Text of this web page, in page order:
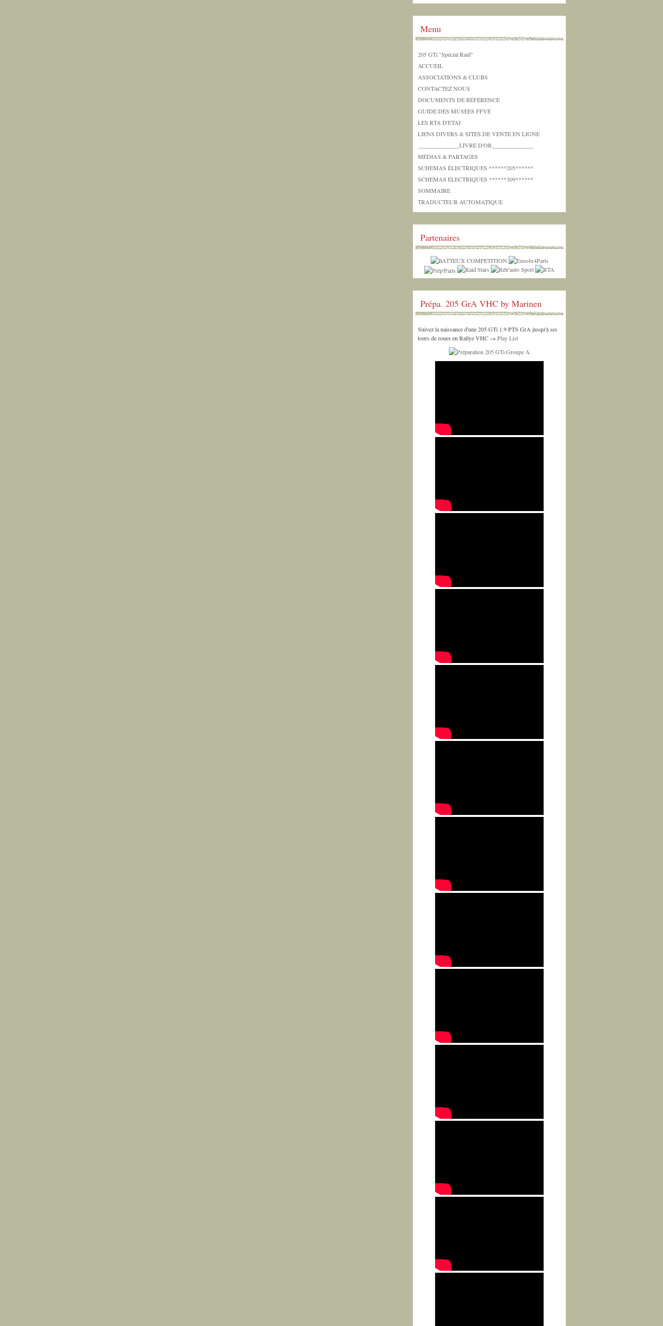
Menu
205 GTi "Spécial Raid"
ACCUEIL
ASSOCIATIONS & CLUBS
CONTACTEZ NOUS
DOCUMENTS DE RÉFÉRENCE
GUIDE DES MUSÉES FFVE
LES RTA D'ETAI
LIENS DIVERS & SITES DE VENTE EN LIGNE
______________LIVRE D'OR______________
MÉDIAS & PARTAGES
SCHÉMAS ÉLECTRIQUES ******205******
SCHÉMAS ÉLECTRIQUES ******309******
SOMMAIRE
TRADUCTEUR AUTOMATIQUE
Partenaires
Prépa. 205 GrA VHC by Marinen
Suivez la naissance d'une 205 GTi 1.9 PTS GrA jusqu'à ses
tours de roues en Rallye VHC → Play List